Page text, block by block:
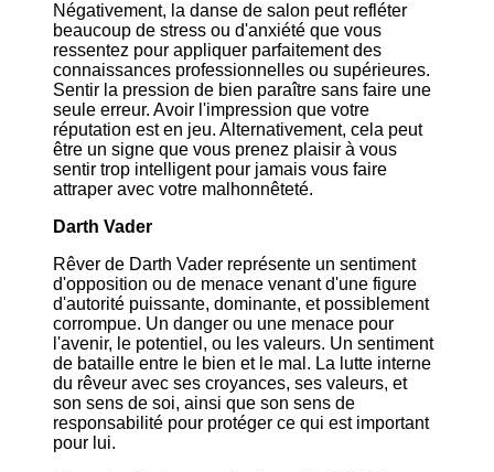
Négativement, la danse de salon peut refléter
beaucoup de stress ou d'anxiété que vous
ressentez pour appliquer parfaitement des
connaissances professionnelles ou supérieures.
Sentir la pression de bien paraître sans faire une
seule erreur. Avoir l'impression que votre
réputation est en jeu. Alternativement, cela peut
être un signe que vous prenez plaisir à vous
sentir trop intelligent pour jamais vous faire
attraper avec votre malhonnêteté.
Darth Vader
Rêver de Darth Vader représente un sentiment
d'opposition ou de menace venant d'une figure
d'autorité puissante, dominante, et possiblement
corrompue. Un danger ou une menace pour
l'avenir, le potentiel, ou les valeurs. Un sentiment
de bataille entre le bien et le mal. La lutte interne
du rêveur avec ses croyances, ses valeurs, et
son sens de soi, ainsi que son sens de
responsabilité pour protéger ce qui est important
pour lui.